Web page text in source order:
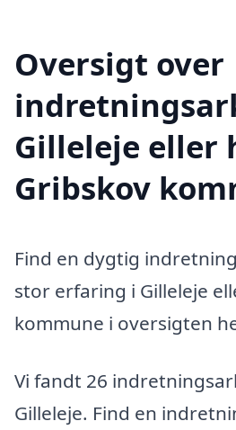
Oversigt over
Gilleleje eller
Gribskov
Find en dygtig
stor erfaring i Gilleleje
kommune i oversigten
Vi fandt 26
Gilleleje. Find en